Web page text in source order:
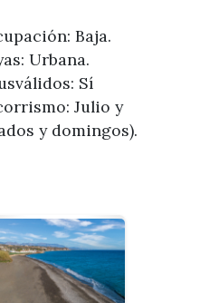
Baja.
Urbana.
Sí
Julio y
y domingos).